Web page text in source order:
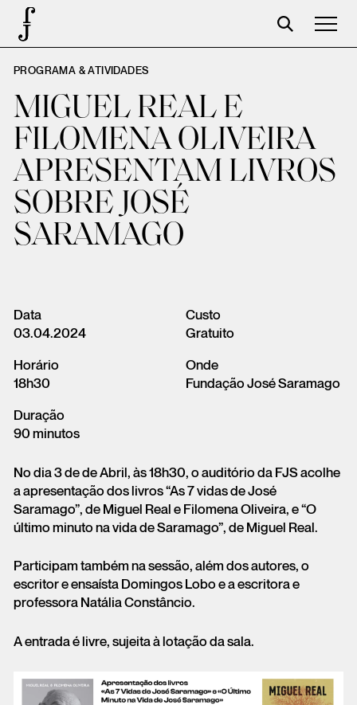
José Saramago
Programación
La Fundación
Aparceros
Centenario
Tienda
Acceso
PROGRAMA & ATIVIDADES
MIGUEL REAL E
FILOMENA OLIVEIRA
APRESENTAM LIVROS
SOBRE JOSÉ
SARAMAGO
Data
03.04.2024
Horário
18h30
Duração
90 minutos
Custo
Gratuito
Onde
Fundação José Saramago
No dia 3 de de Abril, às 18h30, o auditório da FJS acolhe
a apresentação dos livros “As 7 vidas de José
Saramago”, de Miguel Real e Filomena Oliveira, e “O
último minuto na vida de Saramago”, de Miguel Real.
Participam também na sessão, além dos autores, o
escritor e ensaísta Domingos Lobo e a escritora e
professora Natália Constâncio.
A entrada é livre, sujeita à lotação da sala.